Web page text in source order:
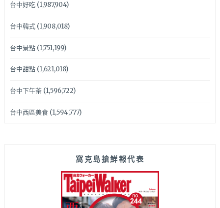
台中好吃(1,987,904)
台中韓式(1,908,018)
台中景點(1,751,199)
台中甜點(1,621,018)
台中下午茶(1,596,722)
台中西區美食(1,594,777)
窩克島搶鮮報代表